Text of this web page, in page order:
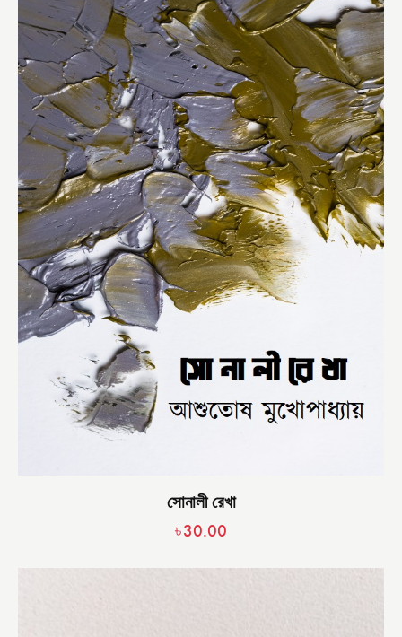
সোনালী রেখা
৳30.00